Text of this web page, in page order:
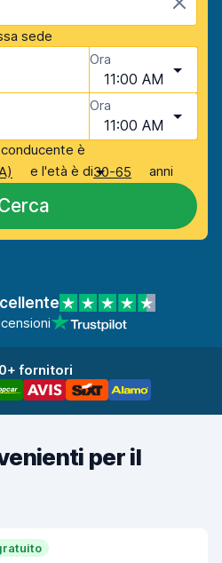
sede
Ora
11:00 AM
Ora
11:00 AM
è
e l'età è di30-65 anni
fornitori
per il